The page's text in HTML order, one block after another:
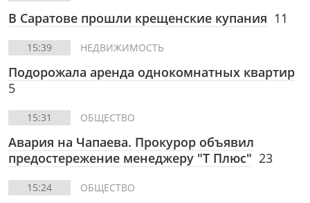
В Саратове прошли крещенские купания 11
15:39 НЕДВИЖИМОСТЬ
Подорожала аренда однокомнатных квартир
5
15:31 ОБЩЕСТВО
Авария на Чапаева. Прокурор объявил
предостережение менеджеру "Т Плюс" 23
15:24 ОБЩЕСТВО